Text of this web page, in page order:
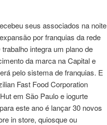
seus associados na noite
por franquias da rede
integra um plano de
da marca na Capital e
pelo sistema de franquias. E
Fast Food Corporation
em São Paulo e iogurte
este ano é lançar 30 novos
in store, quiosque ou